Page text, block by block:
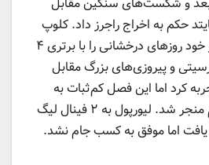
حکم به اخراج راجرز داد. کلوپ
در فصل نخست حضور خود روزهای درخشانی را با برتری ۴
و پیروزی‌های بزرگ مقابل
کرد اما این فصل کم‌ثبات به
قرارگیری در رده هشتم منجر شد. لیورپول به ۲ فینال لیگ
یافت اما موفق به کسب جام نشد.